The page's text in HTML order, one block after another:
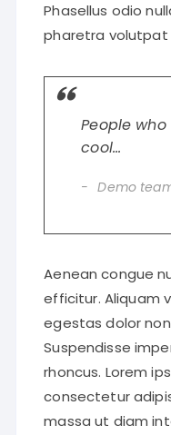
Phasellus odio
pharetra volutpat
People
cool…
Demo
Aenean congue
efficitur. Aliquam
egestas dolor
Suspendisse
rhoncus. Lorem
consectetur
massa ut diam